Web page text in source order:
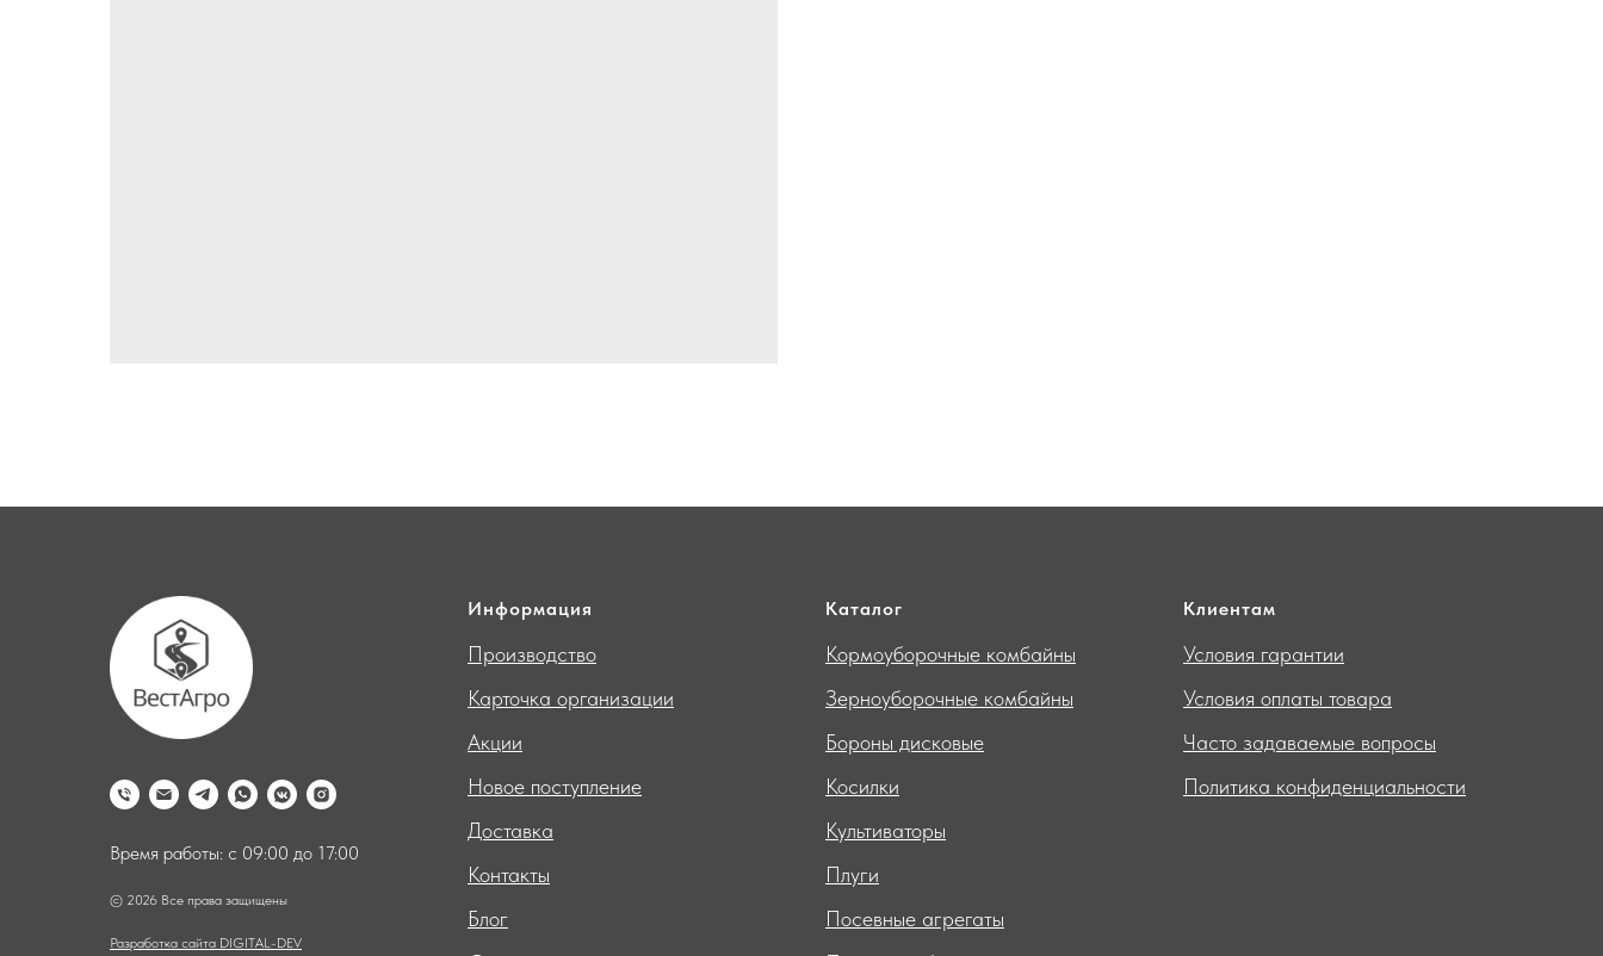
Время работы: с 09:00 до 17:00
© 2026 Все права защищены
Разработка сайта DIGITAL-DEV
Информация
Производство
Карточка организации
Акции
Новое поступление
Доставка
Контакты
Блог
Каталог
Кормоуборочные комбайны
Зерноуборочные комбайны
Бороны дисковые
Косилки
Культиваторы
Плуги
Посевные агрегаты
Клиентам
Условия гарантии
Условия оплаты товара
Часто задаваемые вопросы
Политика конфиденциальности